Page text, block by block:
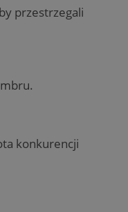
przestrzegali
konkurencji